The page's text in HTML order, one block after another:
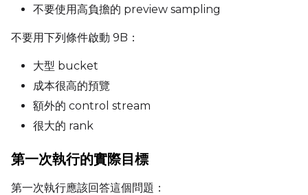
不要使用高負擔的 preview sampling
不要用下列條件啟動 9B：
大型 bucket
成本很高的預覽
額外的 control stream
很大的 rank
第一次執行的實際目標
第一次執行應該回答這個問題：